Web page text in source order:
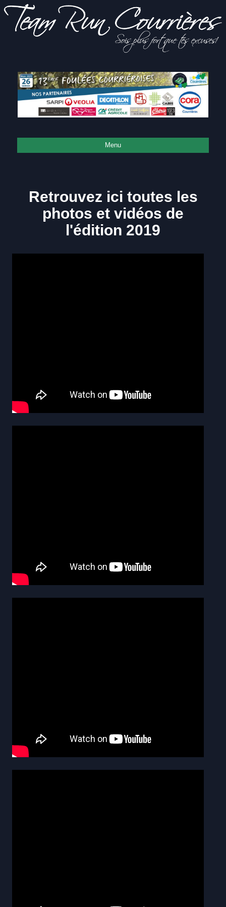
Team Run
Courrières
plus fort
que tes
excuses!
Menu
Retrouvez ici toutes les
photos et vidéos de
l'édition 2019